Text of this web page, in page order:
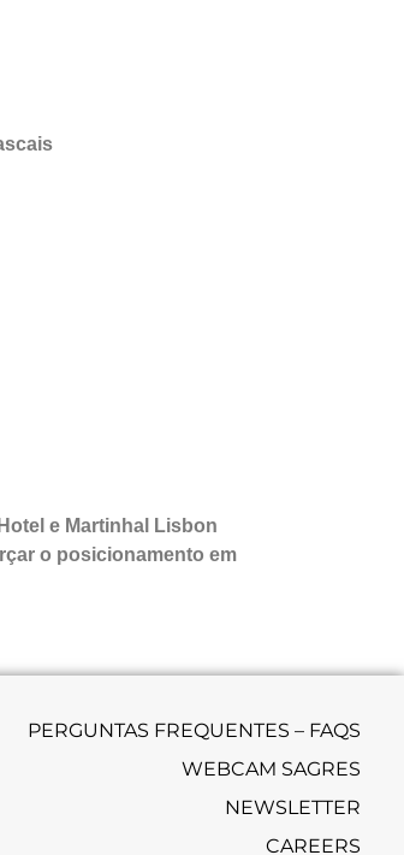
e Martinhal Lisbon
o posicionamento em
PERGUNTAS FREQUENTES – FAQS
WEBCAM SAGRES
NEWSLETTER
CAREERS